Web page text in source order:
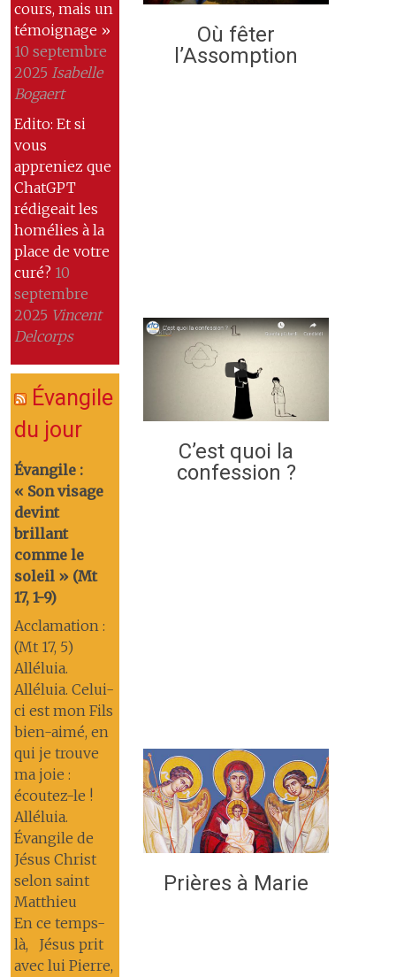
cours, mais un
témoignage »
10 septembre
2025 Isabelle
Bogaert
Edito: Et si
vous
appreniez que
ChatGPT
rédigeait les
homélies à la
place de votre
curé? 10
septembre
2025 Vincent
Delcorps
Évangile
du jour
Évangile :
« Son visage
devint
brillant
comme le
soleil » (Mt
17, 1-9)
Acclamation :
(Mt 17, 5)
Alléluia.
Alléluia. Celui-
ci est mon Fils
bien-aimé, en
qui je trouve
ma joie :
écoutez-le !
Alléluia.
Évangile de
Jésus Christ
selon saint
Matthieu
En ce temps-
là, Jésus prit
avec lui Pierre,
Où fêter
l’Assomption
C’est quoi la
confession ?
Prières à Marie